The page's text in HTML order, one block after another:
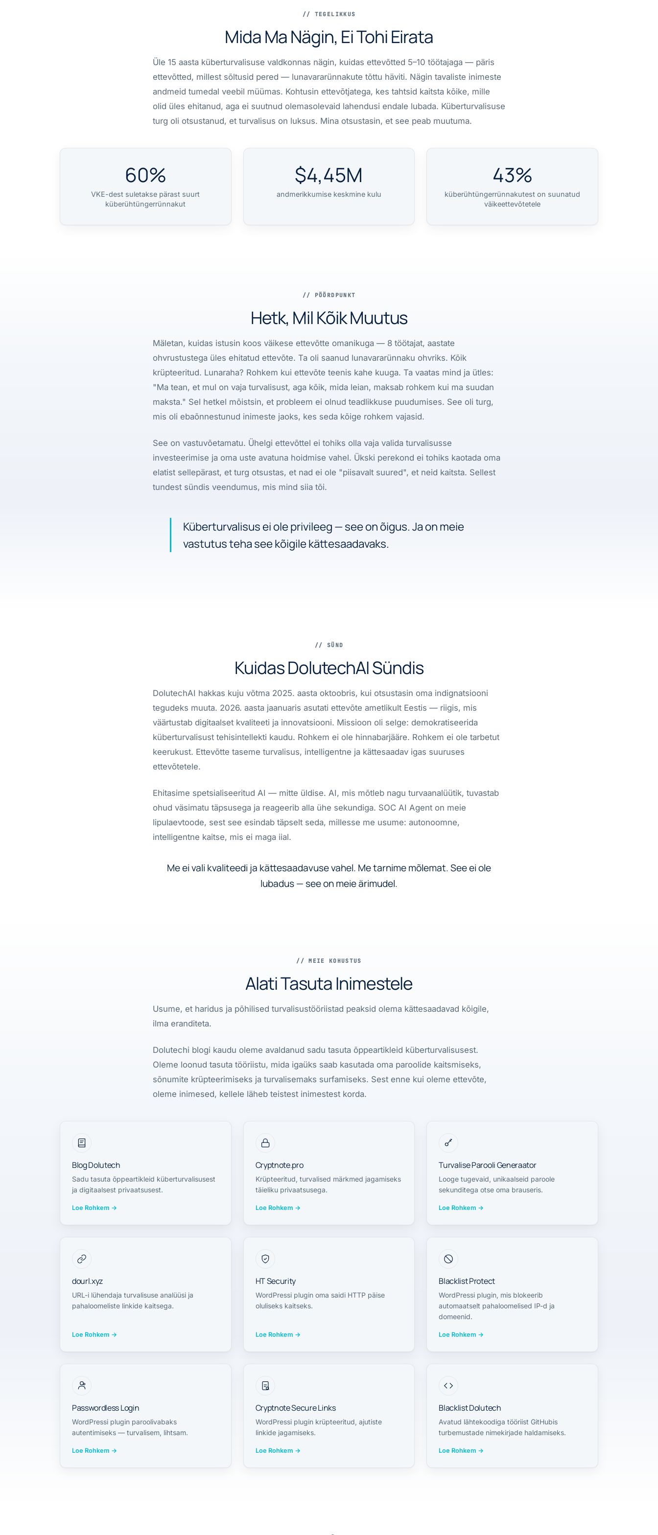
// TEGELIKKUS
Mida Ma Nägin, Ei Tohi Eirata
Üle 15 aasta küberturvalisuse valdkonnas nägin, kuidas ettevõtted 5–10 töötajaga — päris
ettevõtted, millest sõltusid pered — lunavararünnakute tõttu häviti. Nägin tavaliste inimeste
andmeid tumedal veebil müümas. Kohtusin ettevõtjatega, kes tahtsid kaitsta kõike, mille
olid üles ehitanud, aga ei suutnud olemasolevaid lahendusi endale lubada. Küberturvalisuse
turg oli otsustanud, et turvalisus on luksus. Mina otsustasin, et see peab muutuma.
60%
VKE-dest suletakse pärast suurt
küberühtüngerrünnakut
$4,45M
andmerikkumise keskmine kulu
43%
küberühtüngerrünnakutest on suunatud
väikeettevõtetele
// PÖÖRDPUNKT
Hetk, Mil Kõik Muutus
Mäletan, kuidas istusin koos väikese ettevõtte omanikuga — 8 töötajat, aastate
ohvrustustega üles ehitatud ettevõte. Ta oli saanud lunavararünnaku ohvriks. Kõik
krüpteeritud. Lunaraha? Rohkem kui ettevõte teenis kahe kuuga. Ta vaatas mind ja ütles:
"Ma tean, et mul on vaja turvalisust, aga kõik, mida leian, maksab rohkem kui ma suudan
maksta." Sel hetkel mõistsin, et probleem ei olnud teadlikkuse puudumises. See oli turg,
mis oli ebaõnnestunud inimeste jaoks, kes seda kõige rohkem vajasid.
See on vastuvõetamatu. Ühelgi ettevõttel ei tohiks olla vaja valida turvalisusse
investeerimise ja oma uste avatuna hoidmise vahel. Ükski perekond ei tohiks kaotada oma
elatist sellepärast, et turg otsustas, et nad ei ole "piisavalt suured", et neid kaitsta. Sellest
tundest sündis veendumus, mis mind siia tõi.
Küberturvalisus ei ole privileeg — see on õigus. Ja on meie
vastutus teha see kõigile kättesaadavaks.
// SÜND
Kuidas DolutechAI Sündis
DolutechAI hakkas kuju võtma 2025. aasta oktoobris, kui otsustasin oma indignatsiooni
tegudeks muuta. 2026. aasta jaanuaris asutati ettevõte ametlikult Eestis — riigis, mis
väärtustab digitaalset kvaliteeti ja innovatsiooni. Missioon oli selge: demokratiseerida
küberturvalisust tehisintellekti kaudu. Rohkem ei ole hinnabarjääre. Rohkem ei ole tarbetut
keerukust. Ettevõtte taseme turvalisus, intelligentne ja kättesaadav igas suuruses
ettevõtetele.
Ehitasime spetsialiseeritud AI — mitte üldise. AI, mis mõtleb nagu turvaanalüütik, tuvastab
ohud väsimatu täpsusega ja reageerib alla ühe sekundiga. SOC AI Agent on meie
lipulaevtoode, sest see esindab täpselt seda, millesse me usume: autonoomne,
intelligentne kaitse, mis ei maga iial.
Me ei vali kvaliteedi ja kättesaadavuse vahel. Me tarnime mõlemat. See ei ole
lubadus — see on meie ärimudel.
// MEIE KOHUSTUS
Alati Tasuta Inimestele
Usume, et haridus ja põhilised turvalisustööriistad peaksid olema kättesaadavad kõigile,
ilma eranditeta.
Dolutechi blogi kaudu oleme avaldanud sadu tasuta õppeartikleid küberturvalisusest.
Oleme loonud tasuta tööriistu, mida igaüks saab kasutada oma paroolide kaitsmiseks,
sõnumite krüpteerimiseks ja turvalisemaks surfamiseks. Sest enne kui oleme ettevõte,
oleme inimesed, kellele läheb teistest inimestest korda.
Blog Dolutech
Sadu tasuta õppeartikleid küberturvalisusest
ja digitaalsest privaatsusest.
Loe Rohkem →
Cryptnote.pro
Krüpteeritud, turvalised märkmed jagamiseks
täieliku privaatsusega.
Loe Rohkem →
Turvalise Parooli Generaator
Looge tugevaid, unikaalseid paroole
sekunditega otse oma brauseris.
Loe Rohkem →
dourl.xyz
URL-i lühendaja turvalisuse analüüsi ja
pahaloomeliste linkide kaitsega.
Loe Rohkem →
HT Security
WordPressi plugin oma saidi HTTP päise
oluliseks kaitseks.
Loe Rohkem →
Blacklist Protect
WordPressi plugin, mis blokeerib
automaatselt pahaloomelised IP-d ja
domeenid.
Loe Rohkem →
Passwordless Login
WordPressi plugin paroolivabaks
autentimiseks — turvalisem, lihtsam.
Loe Rohkem →
Cryptnote Secure Links
WordPressi plugin krüpteeritud, ajutiste
linkide jagamiseks.
Loe Rohkem →
Blacklist Dolutech
Avatud lähtekoodiga tööriist GitHubis
turbemustade nimekirjade haldamiseks.
Loe Rohkem →